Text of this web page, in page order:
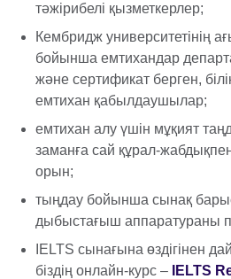
тәжірибелі қызметкерлер;
Кембридж университетінің
бойынша емтихандар
және сертификат берген,
емтихан қабылдаушылар;
емтихан алу үшін мұқият
заманға сай құрал-
орын;
тыңдау бойынша сынақ
дыбыстағыш аппаратураны
IELTS сынағына өздігінен
біздің онлайн-курс –
IELTS